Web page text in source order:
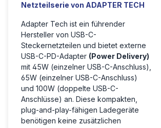
Netzteilserie von ADAPTER TECH
Adapter Tech ist ein führender
Hersteller von USB-C-
Steckernetzteilen und bietet externe
USB-C-PD-Adapter (Power Delivery)
mit 45W (einzelner USB-C-Anschluss),
65W (einzelner USB-C-Anschluss)
und 100W (doppelte USB-C-
Anschlüsse) an. Diese kompakten,
plug-and-play-fähigen Ladegeräte
benötigen keine zusätzlichen